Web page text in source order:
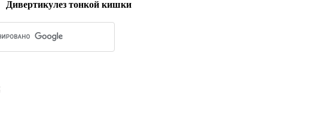
Дивертикулез тонкой кишки